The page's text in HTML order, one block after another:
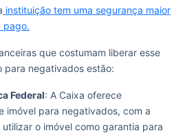
instituição tem uma segurança maior
pago.
que costumam liberar esse
para negativados estão:
Federal: A Caixa oferece
imóvel para negativados, com a
o imóvel como garantia para